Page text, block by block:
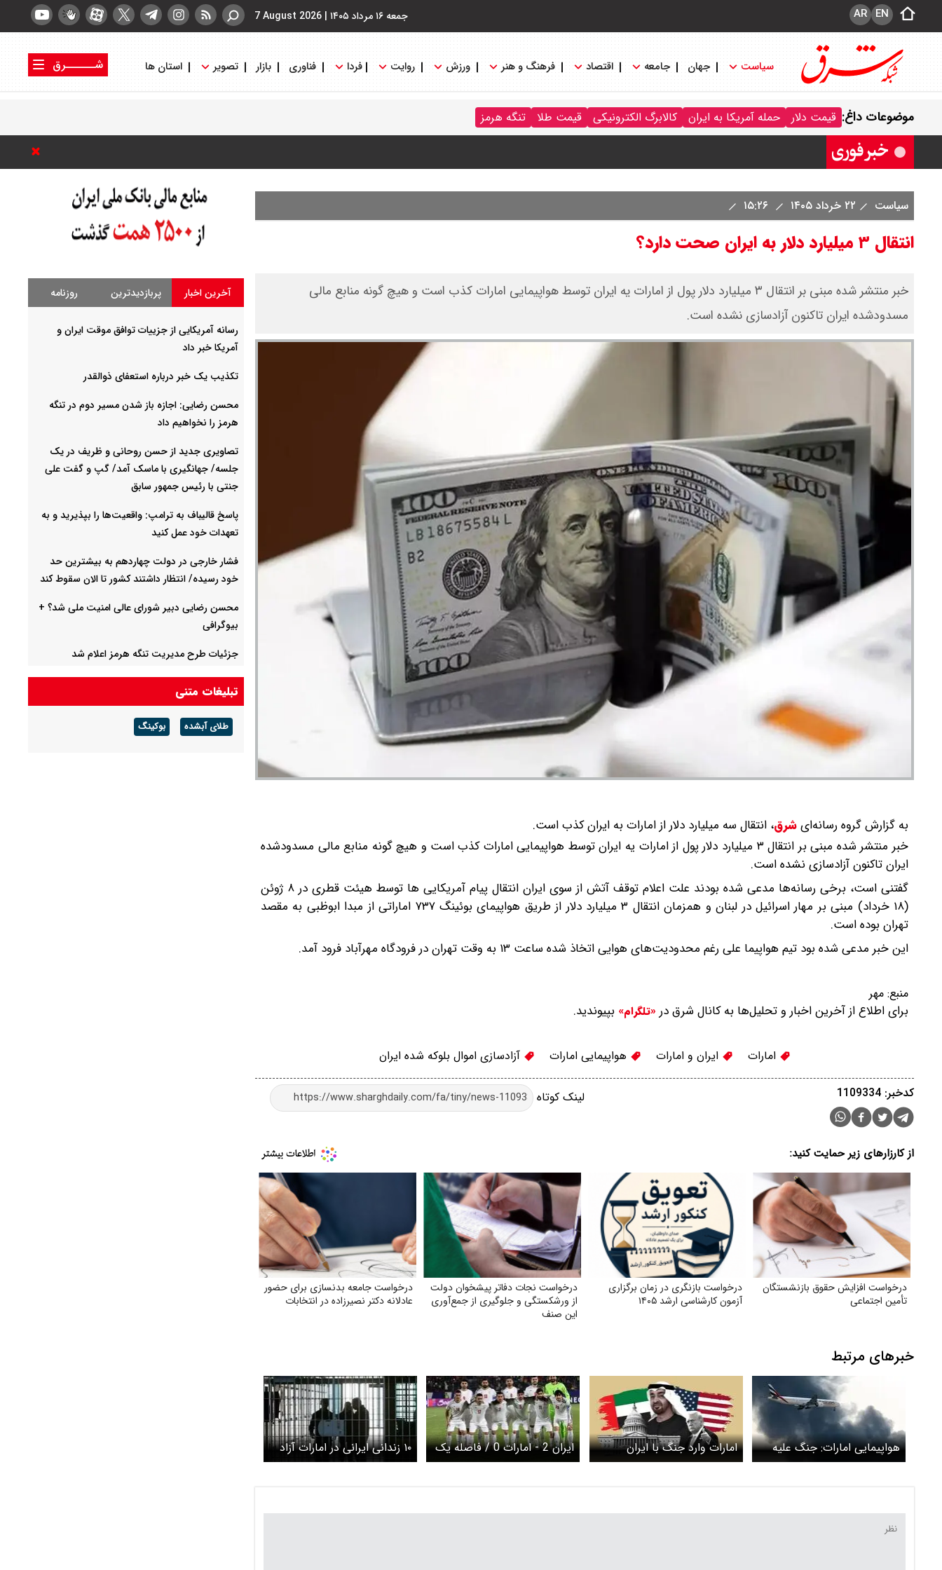
جمعه ۱۶ مرداد ۱۴۰۵ |
7 August 2026 EN
AR
سیاست جهان جامعه اقتصاد فرهنگ و هنر ورزش روایت فردا فناوری بازار تصویر استان ها
شــــــرق
موضوعات داغ: قیمت دلار حمله آمریکا به ایران کالابرگ الکترونیکی قیمت طلا تنگه هرمز
قیمت سکه پارسیان امروز جمعه ۱۶ مرداد ۱۴۰۵ / سکه پارسیان ۱۰۰ سوتی چند ؟ جدول
ترکیه و عراق، پروژه کاهش وابستگی به تنگه هرمز را کلید زدند + جزییات
سیاست ۲۲ خرداد ۱۴۰۵
انتقال ۳ میلیارد دلار به ایران صحت دارد؟
خبر منتشر شده مبنی بر انتقال ۳ میلیارد دلار پول از امارات یه ایران توسط هواپیمایی امارات کذب است و هیچ گونه منابع مالی
مسدودشده ایران تاکنون آزادسازی نشده است.
به گزارش گروه رسانه‌ایشرق، انتقال سه میلیارد دلار از امارات به ایران کذب است.
خبر منتشر شده مبنی بر انتقال ۳ میلیارد دلار پول از امارات یه ایران توسط هواپیمایی امارات کذب است و هیچ گونه منابع مالی مسدودشده
ایران تاکنون آزادسازی نشده است.
گفتنی است، برخی رسانه‌ها مدعی شده بودند علت اعلام توقف آتش از سوی ایران انتقال پیام آمریکایی ها توسط هیئت قطری در ۸ ژوئن
(۱۸ خرداد) مبنی بر مهار اسرائیل در لبنان و همزمان انتقال ۳ میلیارد دلار از طریق هواپیمای بوئینگ ۷۳۷ اماراتی از مبدا ابوظبی به مقصد
تهران بوده است.
این خبر مدعی شده بود تیم هواپیما علی رغم محدودیت‌های هوایی اتخاذ شده ساعت ۱۳ به وقت تهران در فرودگاه مهرآباد فرود آمد.
منبع: مهر
برای اطلاع از آخرین اخبار و تحلیل‌ها به کانال شرق در «تلگرام» بپیوندید.
امارات ایران و امارات هواپیمایی امارات آزادسازی اموال بلوکه شده ایران
لینک کوتاه کدخبر: 1109334
از کارزارهای زیر حمایت کنید:
درخواست افزایش حقوق بازنشستگان
تأمین اجتماعی
درخواست بازنگری در زمان برگزاری
آزمون کارشناسی ارشد ۱۴۰۵
درخواست نجات دفاتر پیشخوان دولت
از ورشکستگی و جلوگیری از جمع‌آوری
این صنف
درخواست جامعه بدنسازی برای حضور
عادلانه دکتر نصیرزاده در انتخابات
خبرهای مرتبط
هواپیمایی امارات: جنگ علیه
ایران ظرفیت پروازهای درجه
امارات وارد جنگ با ایران
می‌شود + تحلیل وال استریت
ایران 2 - امارات 0 / فاصله یک
قدمی یوزها تا جام جهانی
۱۰ زندانی ایرانی در امارات آزاد
شدند
آخرین اخبار پربازدیدترین روزنامه
رسانه آمریکایی از جزییات توافق موقت ایران و
آمریکا خبر داد
تکذیب یک خبر درباره استعفای ذوالقدر
محسن رضایی: اجازه باز شدن مسیر دوم در تنگه
هرمز را نخواهیم داد
تصاویری جدید از حسن روحانی و ظریف در یک
جلسه/ جهانگیری با ماسک آمد/ گپ و گفت علی
جنتی با رئیس جمهور سابق
پاسخ قالیباف به ترامپ: واقعیت‌ها را بپذیرید و به
تعهدات خود عمل کنید
فشار خارجی در دولت چهاردهم به بیشترین حد
خود رسیده/ انتظار داشتند کشور تا الان سقوط کند
محسن رضایی دبیر شورای عالی امنیت ملی شد؟ +
بیوگرافی
جزئیات طرح مدیریت تنگه هرمز اعلام شد
علی ربیعی: آقای پزشکیان، چشمان نگران جامعه به
گام‌های استوار شماست
یوسف پزشکیان: اگر دولت شکست بخورد ایران
تبلیغات متنی
طلای آبشده بوکینگ